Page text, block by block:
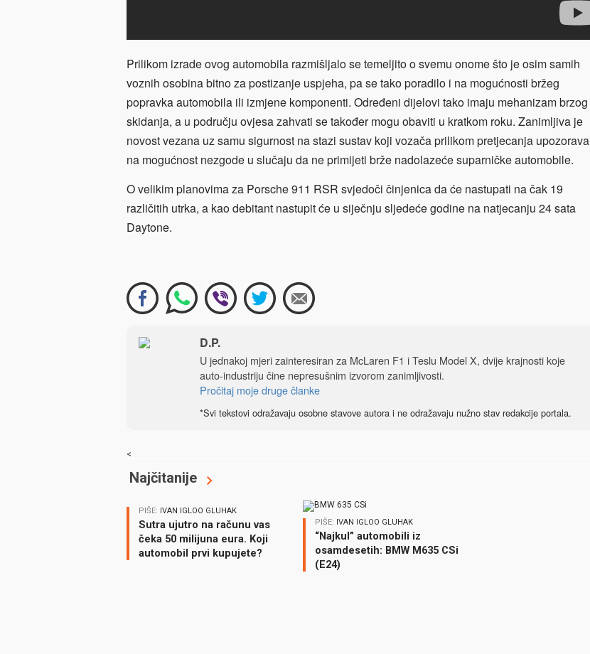
Prilikom izrade ovog automobila razmišljalo se temeljito o svemu onome što je osim samih
voznih osobina bitno za postizanje uspjeha, pa se tako poradilo i na mogućnosti bržeg
popravka automobila ili izmjene komponenti. Određeni dijelovi tako imaju mehanizam brzog
skidanja, a u području ovjesa zahvati se također mogu obaviti u kratkom roku. Zanimljiva je
novost vezana uz samu sigurnost na stazi sustav koji vozača prilikom pretjecanja upozorava
na mogućnost nezgode u slučaju da ne primijeti brže nadolazeće suparničke automobile.
O velikim planovima za Porsche 911 RSR svjedoči činjenica da će nastupati na čak 19
različitih utrka, a kao debitant nastupit će u siječnju sljedeće godine na natjecanju 24 sata
Daytone.
D.P.
U jednakoj mjeri zainteresiran za McLaren F1 i Teslu Model X, dvije krajnosti koje
auto-industriju čine nepresušnim izvorom zanimljivosti.
Pročitaj moje druge članke
*Svi tekstovi odražavaju osobne stavove autora i ne odražavaju nužno stav redakcije portala.
<
Najčitanije
PIŠE: IVAN IGLOO GLUHAK
Sutra ujutro na računu vas
čeka 50 milijuna eura. Koji
automobil prvi kupujete?
PIŠE: IVAN IGLOO GLUHAK
“Najkul” automobili iz
osamdesetih: BMW M635 CSi
(E24)